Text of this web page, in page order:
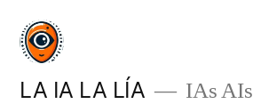
Saltar
contenido
LA IA LA LÍA
IAs